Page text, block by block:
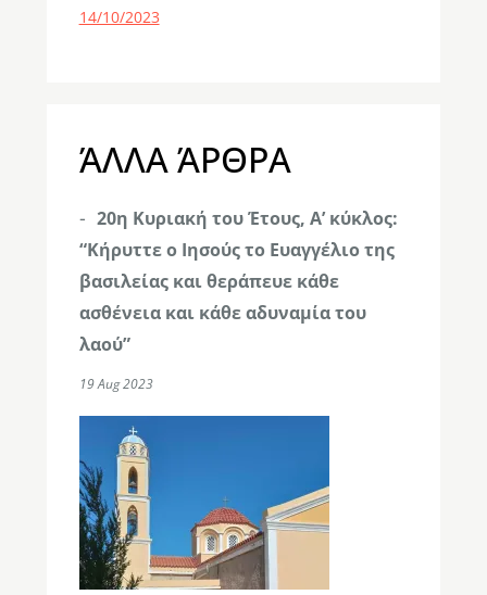
14/10/2023
ΆΛΛΑ ΆΡΘΡΑ
20η Κυριακή του Έτους, Α’ κύκλος:
“Κήρυττε ο Ιησούς το Ευαγγέλιο της
βασιλείας και θεράπευε κάθε
ασθένεια και κάθε αδυναμία του
λαού”
19 Aug 2023